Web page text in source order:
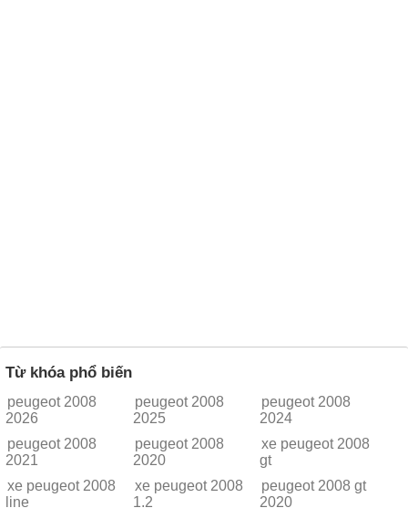
Từ khóa phổ biến
peugeot 2008
2026
peugeot 2008
2025
peugeot 2008
2024
peugeot 2008
2021
peugeot 2008
2020
xe peugeot 2008
gt
xe peugeot 2008
line
xe peugeot 2008
1.2
peugeot 2008 gt
2020